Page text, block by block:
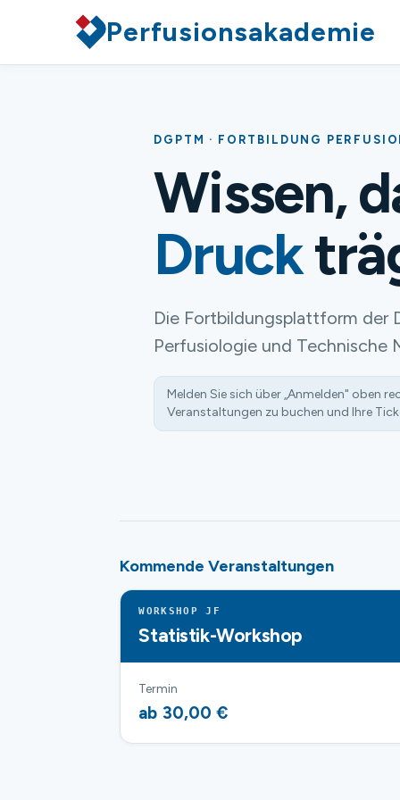
Perfusionsakademie
DGPTM · FORTBILDUNG
Wissen,
Druck
Die Fortbildungsplattform der
Perfusiologie und Technische
Melden Sie sich über „Anmelden" oben
Veranstaltungen zu buchen und Ihre
Kommende Veranstaltungen
WORKSHOP JF
Statistik-Workshop
Termin
ab 30,00 €